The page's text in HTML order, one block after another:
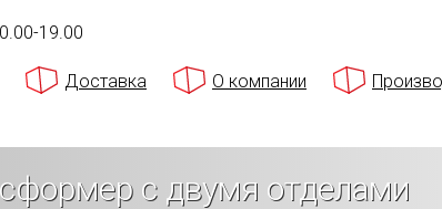
19.00
Доставка О компании
с двумя отделами